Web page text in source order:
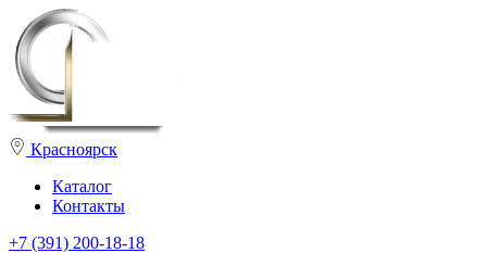
Красноярск
Каталог
Контакты
+7 (391) 200-18-18